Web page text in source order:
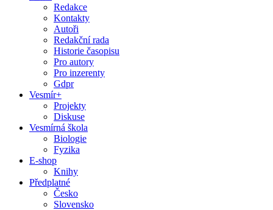
Redakce
Kontakty
Autoři
Redakční rada
Historie časopisu
Pro autory
Pro inzerenty
Gdpr
Vesmír+
Projekty
Diskuse
Vesmírná škola
Biologie
Fyzika
E-shop
Knihy
Předplatné
Česko
Slovensko